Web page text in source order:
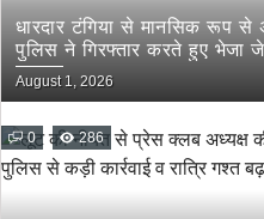
धारदार टंगिया से मानसिक रूप
पुलिस ने गिरफ्तार करते हुए भेजा
August 1, 2026
0 286